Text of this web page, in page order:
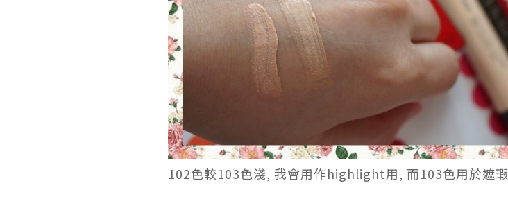
102色較103色淺, 我會用作highlight用, 而103色用於遮瑕